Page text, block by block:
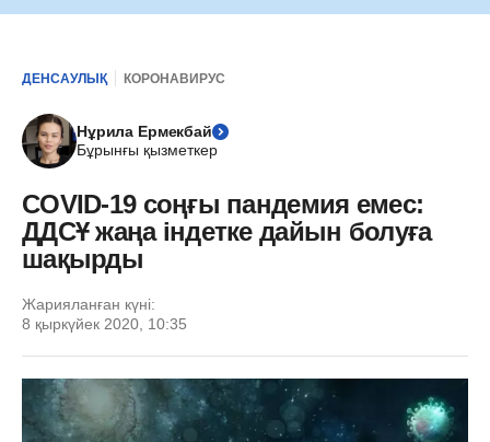
ДЕНСАУЛЫҚ КОРОНАВИРУС
Нұрила Ермекбай
Бұрынғы қызметкер
COVID-19 соңғы пандемия емес:
ДДСҰ жаңа індетке дайын болуға
шақырды
Жарияланған күні:
8 қыркүйек 2020, 10:35